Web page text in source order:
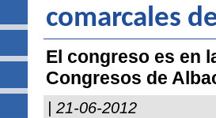
comarcales
El congreso es en
Congresos de
| 21-06-2012